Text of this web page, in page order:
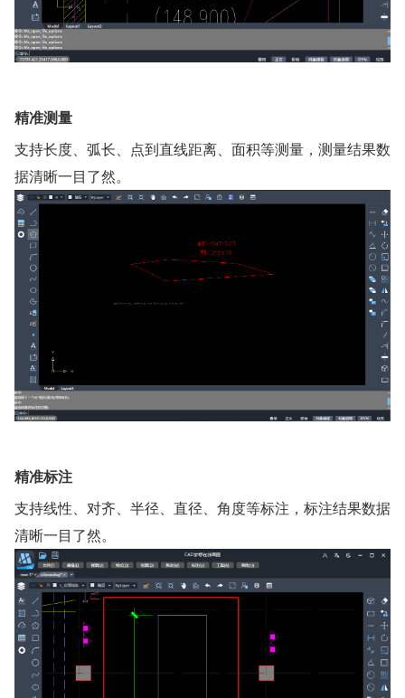
精准测量
支持长度、弧长、点到直线距离、面积等测量，测量结果数
据清晰一目了然。
精准标注
支持线性、对齐、半径、直径、角度等标注，标注结果数据
清晰一目了然。